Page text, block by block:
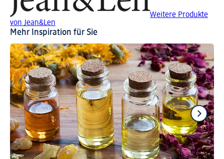
Weitere Produkte
von Jean&Len
Mehr Inspiration für Sie